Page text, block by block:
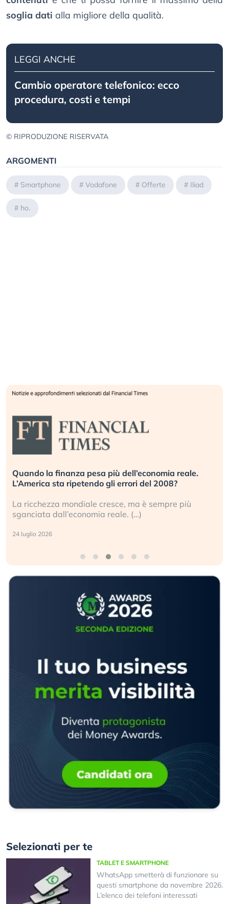
soglia dati alla migliore della qualità.
LEGGI ANCHE
Cambio operatore telefonico: ecco
procedura, costi e tempi
© RIPRODUZIONE RISERVATA
ARGOMENTI
# Smartphone # Vodafone # Offerte # Iliad
# ho.
Quando la finanza pesa più dell’economia reale.
L’America sta ripetendo gli errori del 2008?
La ricchezza mondiale cresce, ma è sempre più
sganciata dall’economia reale. (…)
24 luglio 2026
Selezionati per te
TABLET E SMARTPHONE
WhatsApp smetterà di funzionare su
questi smartphone da novembre 2026.
L’elenco dei telefoni interessati